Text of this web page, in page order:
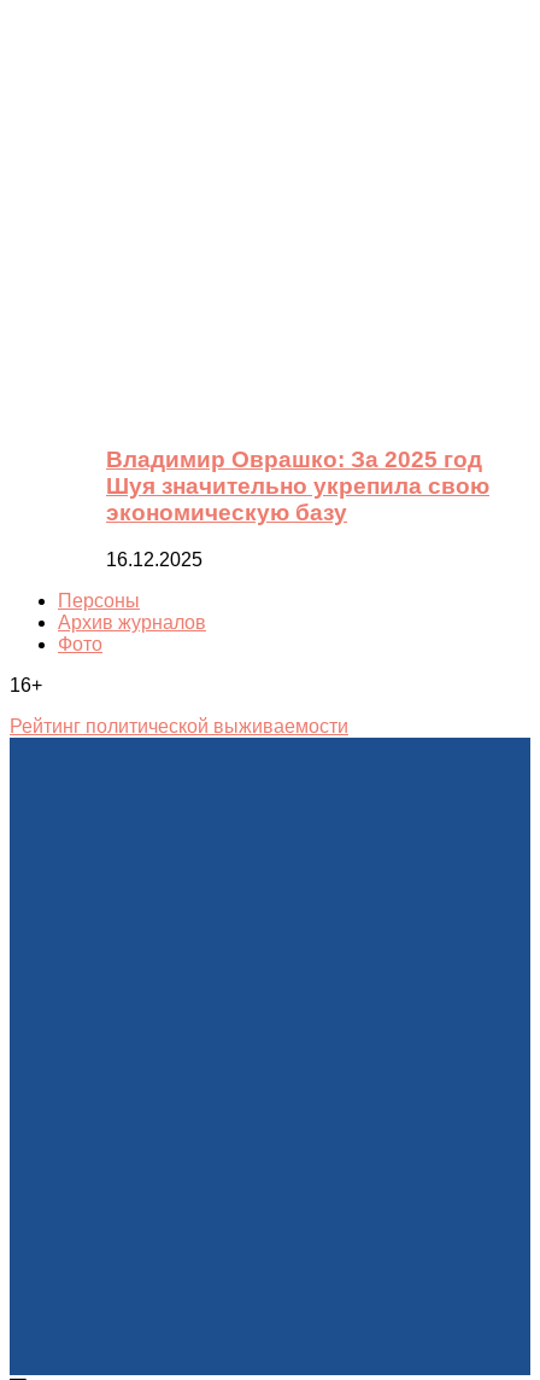
Владимир Оврашко: За 2025 год
Шуя значительно укрепила свою
экономическую базу
16.12.2025
Персоны
Архив журналов
Фото
16+
Рейтинг политической выживаемости